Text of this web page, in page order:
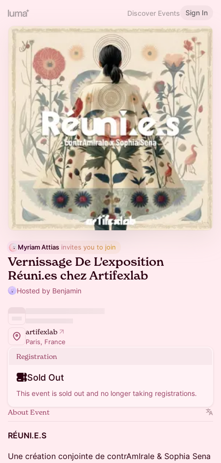
Discover Events Sign In
Myriam Attias invites you to join
Vernissage De L'exposition
Réuni.es chez Artifexlab
Hosted by Benjamin
artifexlab
Paris, France
Registration
Sold Out
This event is sold out and no longer taking registrations.
About Event
RÉUNI.E.S
Une création conjointe de contrAmIrale & Sophia Sena